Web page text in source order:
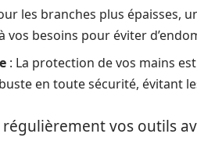
les branches plus épaisses,
vos besoins pour éviter
: La protection de vos mains
en toute sécurité, évitant
vos outils